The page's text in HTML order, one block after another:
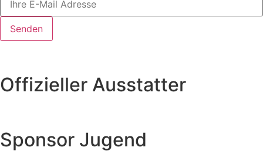
Senden
Offizieller Ausstatter
Sponsor Jugend